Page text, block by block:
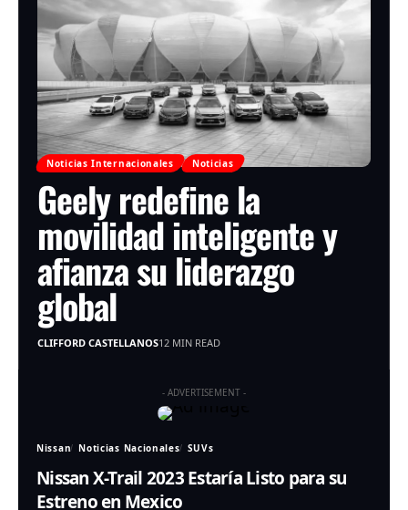
Noticias Internacionales Noticias
Geely redefine la
movilidad inteligente y
afianza su liderazgo
global
CLIFFORD CASTELLANOS12 MIN READ
- ADVERTISEMENT -
Nissan Noticias Nacionales SUVs
Nissan X-Trail 2023 Estaría Listo para su
Estreno en Mexico